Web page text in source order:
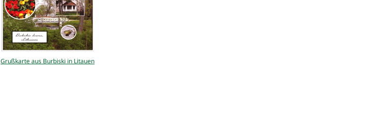
Grußkarte aus Burbiski in Litauen